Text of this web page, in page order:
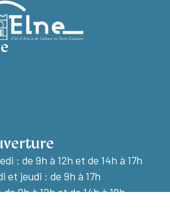
: de 9h à 12h et de 14h à 17h
et jeudi : de 9h à 17h
9h à 12h et de 14h à 18h